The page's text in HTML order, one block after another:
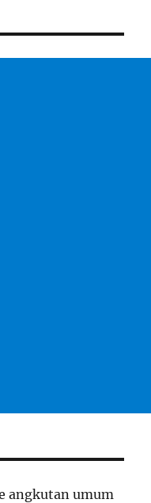
angkutan umum